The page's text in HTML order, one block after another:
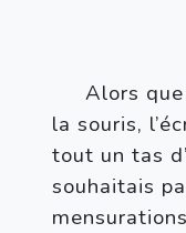
Alors
la souris,
tout un tas
souhaitais
mensurations